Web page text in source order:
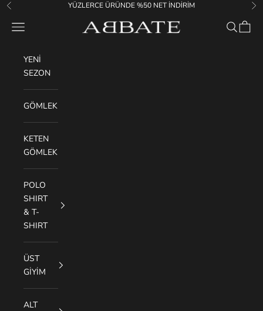
İçeriğe geç
Geri YÜZLERCE ÜRÜNDE %50 NET İNDİRİM
Abbate
Menü Ara Sepet
YENİ
SEZON
GÖMLEK
KETEN
GÖMLEK
POLO
SHIRT
& T-
SHIRT
ÜST
GİYİM
ALT